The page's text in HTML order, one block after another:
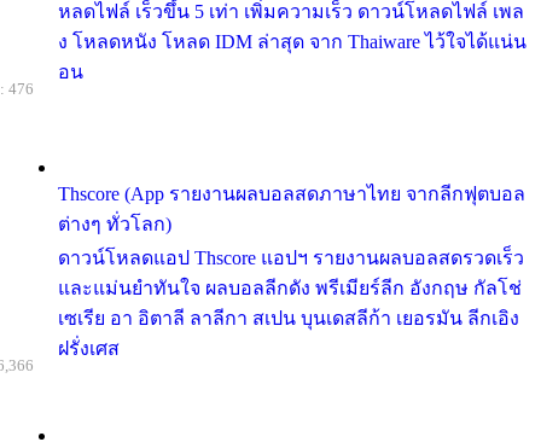
หลดไฟล์ เร็วขึ้น 5 เท่า เพิ่มความเร็ว ดาวน์โหลดไฟล์ เพล
ง โหลดหนัง โหลด IDM ล่าสุด จาก Thaiware ไว้ใจได้แน่น
อน
Thscore (App รายงานผลบอลสดภาษาไทย จากลีกฟุตบอล
ต่างๆ ทั่วโลก)
ดาวน์โหลดแอป Thscore แอปฯ รายงานผลบอลสดรวดเร็ว
และแม่นยำทันใจ ผลบอลลีกดัง พรีเมียร์ลีก อังกฤษ กัลโช่
เซเรีย อา อิตาลี ลาลีกา สเปน บุนเดสลีก้า เยอรมัน ลีกเอิง
ฝรั่งเศส
476